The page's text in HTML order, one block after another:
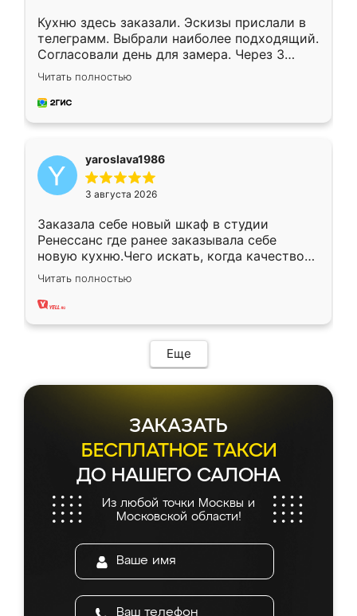
Кухню здесь заказали. Эскизы прислали в
телеграмм. Выбрали наиболее подходящий.
Согласовали день для замера. Через 3
недели кухня была уже готова. Остались
довольны работой. Спасибо Ренессанс
мебель за качественную работу!
Читать полностью
yaroslava1986
3 августа 2026
Заказала себе новый шкаф в студии
Ренессанс где ранее заказывала себе
новую кухню.Чего искать, когда качеством
вполне довольна. Служит кухня уже почти
два года, нареканий нет.
Читать полностью
Еще
ЗАКАЗАТЬ
БЕСПЛАТНОЕ ТАКСИ
ДО НАШЕГО САЛОНА
Из любой точки Москвы и
Московской области!